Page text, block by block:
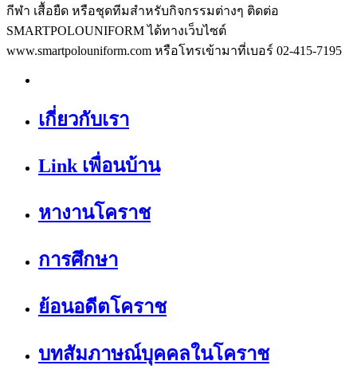
กีฬา เสื้อยืด หรือชุดทีมสำหรับกิจกรรมต่างๆ ติดต่อ
SMARTPOLOUNIFORM ได้ทางเว็บไซต์
www.smartpolouniform.com หรือโทรเข้ามาที่เบอร์ 02-415-7195
เกี่ยวกับเรา
Link เพื่อนบ้าน
หางานโคราช
การศึกษา
ย้อนอดีตโคราช
บทสัมภาษณ์บุคคลในโคราช